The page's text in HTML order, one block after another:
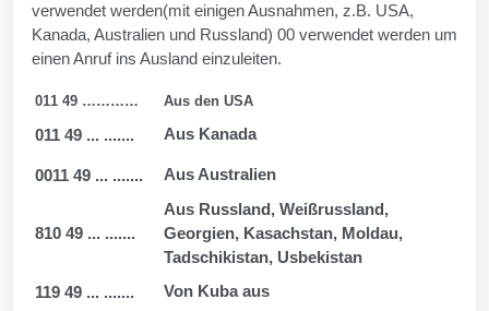
verwendet werden(mit einigen Ausnahmen, z.B. USA,
Kanada, Australien und Russland) 00 verwendet werden um
einen Anruf ins Ausland einzuleiten.
011 49 ………… Aus den USA
011 49 ... ....... Aus Kanada
0011 49 ... ....... Aus Australien
810 49 ... .......
Aus Russland, Weißrussland,
Georgien, Kasachstan, Moldau,
Tadschikistan, Usbekistan
119 49 ... .......
Von Kuba aus